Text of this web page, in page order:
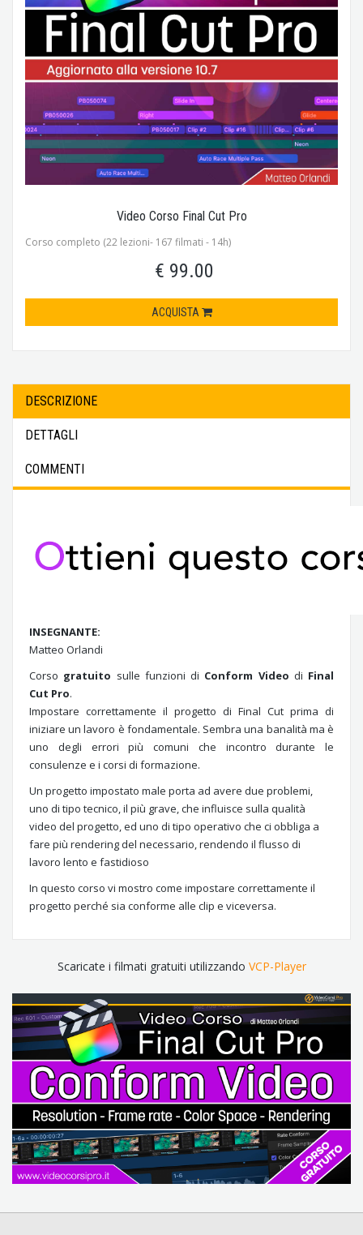
Video Corso Final Cut Pro
Corso completo (22 lezioni- 167 filmati - 14h)
€ 99.00
ACQUISTA
DESCRIZIONE
DETTAGLI
COMMENTI
INSEGNANTE:
Matteo Orlandi
Corso gratuito sulle funzioni di Conform Video di Final
Cut Pro.
Impostare correttamente il progetto di Final Cut prima di
iniziare un lavoro è fondamentale. Sembra una banalità ma è
uno degli errori più comuni che incontro durante le
consulenze e i corsi di formazione.
Un progetto impostato male porta ad avere due problemi,
uno di tipo tecnico, il più grave, che influisce sulla qualità
video del progetto, ed uno di tipo operativo che ci obbliga a
fare più rendering del necessario, rendendo il flusso di
lavoro lento e fastidioso
In questo corso vi mostro come impostare correttamente il
progetto perché sia conforme alle clip e viceversa.
Scaricate i filmati gratuiti utilizzando VCP-Player